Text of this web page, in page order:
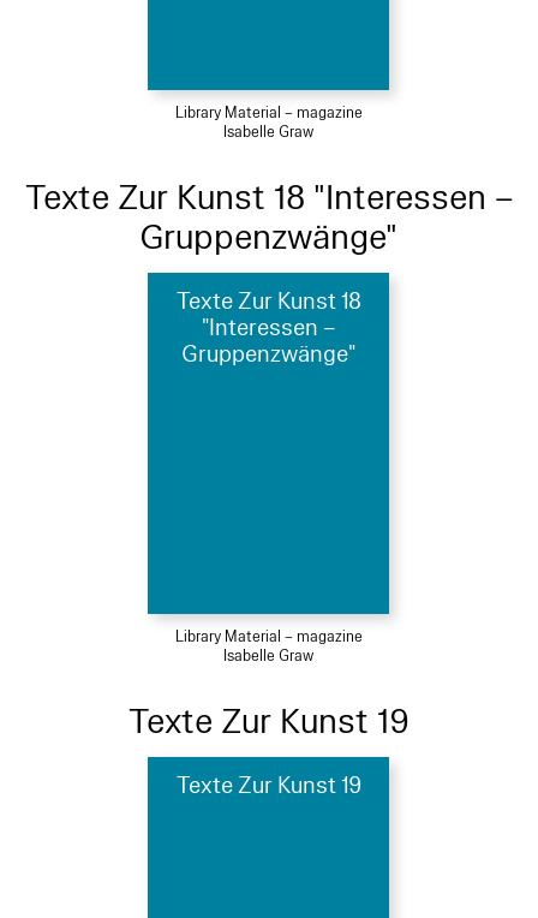
Library Material – magazine
Isabelle Graw
Texte Zur Kunst 18 "Interessen –
Gruppenzwänge"
Texte Zur Kunst 18
"Interessen –
Gruppenzwänge"
Library Material – magazine
Isabelle Graw
Texte Zur Kunst 19
Texte Zur Kunst 19